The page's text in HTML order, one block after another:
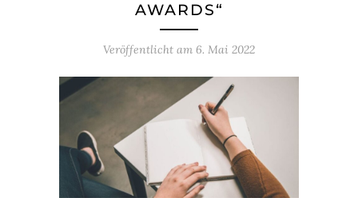
AWARDS“
Veröffentlicht am 6. Mai 2022